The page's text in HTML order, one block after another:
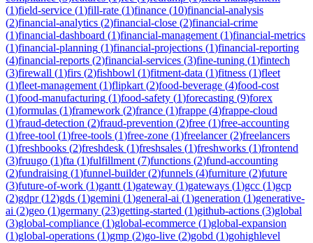
(1)field-service (1)fill-rate (1)finance (10)financial-analysis
(2)financial-analytics (2)financial-close (2)financial-crime
(1)financial-dashboard (1)financial-management (1)financial-metrics
(1)financial-planning (1)financial-projections (1)financial-reporting
(4)financial-reports (2)financial-services (3)fine-tuning (1)fintech
(3)firewall (1)firs (2)fishbowl (1)fitment-data (1)fitness (1)fleet
(1)fleet-management (1)flipkart (2)food-beverage (4)food-cost
(1)food-manufacturing (1)food-safety (1)forecasting (9)forex
(1)formulas (1)framework (2)france (1)frappe (4)frappe-cloud
(1)fraud-detection (2)fraud-prevention (2)free (1)free-accounting
(1)free-tool (1)free-tools (1)free-zone (1)freelancer(2)freelancers
(1)freshbooks (2)freshdesk (1)freshsales (1)freshworks (1)frontend
(3)fruugo (1)fta (1)fulfillment (7)functions (2)fund-accounting
(2)fundraising (1)funnel-builder(2)funnels (4)furniture (2)future
(3)future-of-work (1)gantt (1)gateway (1)gateways (1)gcc (1)gcp
(2)gdpr(12)gds (1)gemini (1)general-ai (1)generation (1)generative-
ai (2)geo (1)germany (23)getting-started (1)github-actions (3)global
(3)global-compliance (1)global-ecommerce (1)global-expansion
(1)global-operations (1)gmp (2)go-live (2)gobd (1)gohighlevel